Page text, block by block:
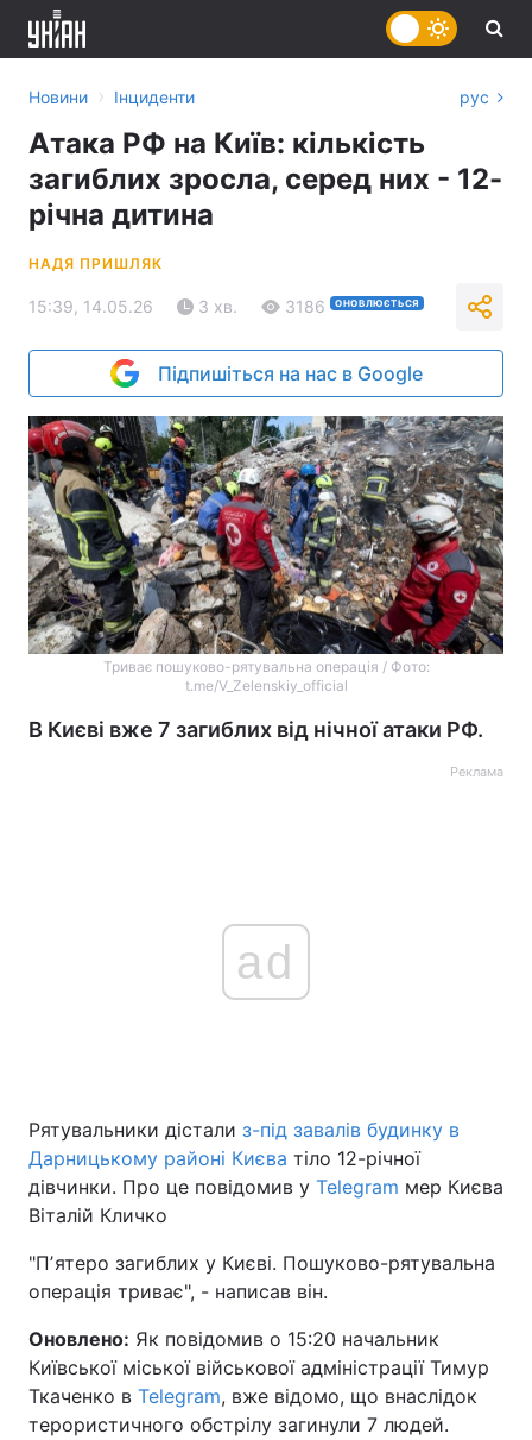
Головна Війна
Україна
Економіка Світ
Техно і зв'язок Лайт
Зброя Інциденти
Новини › Інциденти рус
Атака РФ на Київ: кількість
загиблих зросла, серед них - 12-
річна дитина
НАДЯ ПРИШЛЯК
15:39, 14.05.26 3 хв. 3186 ОНОВЛЮЄТЬСЯ
Підпишіться на нас в Google
Триває пошуково-рятувальна операція / Фото:
t.me/V_Zelenskiy_official
В Києві вже 7 загиблих від нічної атаки РФ.
Реклама
ad
Рятувальники дістали з-під завалів будинку в
Дарницькому районі Києва тіло 12-річної
дівчинки. Про це повідомив у Telegram мер Києва
Віталій Кличко
"Пʼятеро загиблих у Києві. Пошуково-рятувальна
операція триває", - написав він.
Оновлено: Як повідомив о 15:20 начальник
Київської міської військової адміністрації Тимур
Ткаченко в Telegram, вже відомо, що внаслідок
терористичного обстрілу загинули 7 людей.